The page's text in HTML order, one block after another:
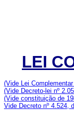
LEI
(Vide Lei
(Vide Decreto-lei nº
(Vide constituição de
Vide Decreto nº 4.524,